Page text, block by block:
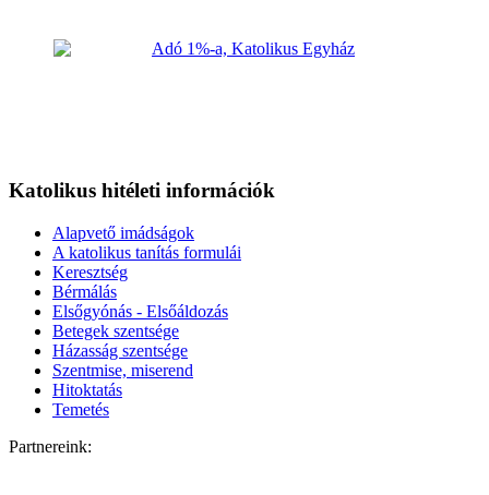
Katolikus hitéleti információk
Alapvető imádságok
A katolikus tanítás formulái
Keresztség
Bérmálás
Elsőgyónás - Elsőáldozás
Betegek szentsége
Házasság szentsége
Szentmise, miserend
Hitoktatás
Temetés
Partnereink: